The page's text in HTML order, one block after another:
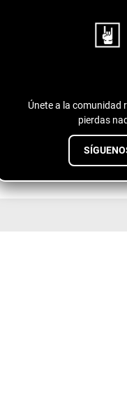
Únete a la comunidad
pierdas
July